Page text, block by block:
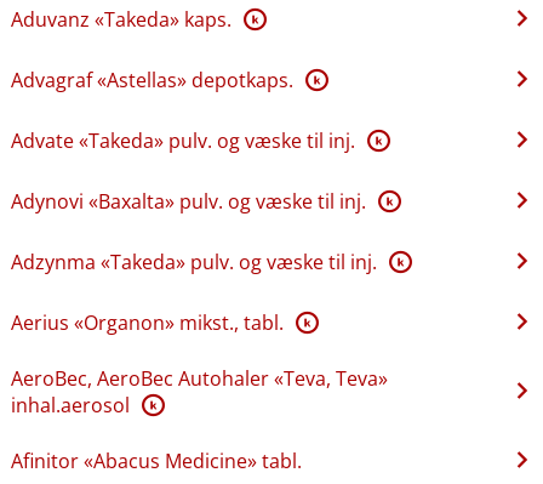
Aduvanz «Takeda» kaps. K
Advagraf «Astellas» depotkaps. K
Advate «Takeda» pulv. og væske til inj. K
Adynovi «Baxalta» pulv. og væske til inj. K
Adzynma «Takeda» pulv. og væske til inj. K
Aerius «Organon» mikst., tabl. K
AeroBec, AeroBec Autohaler «Teva, Teva»
inhal.aerosol K
Afinitor «Abacus Medicine» tabl.